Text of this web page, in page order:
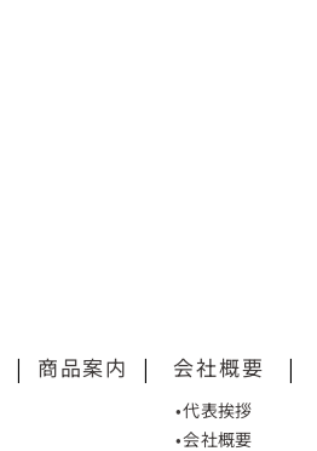
| 商品案内 | 会社概要
•代表挨拶
•会社概要
|